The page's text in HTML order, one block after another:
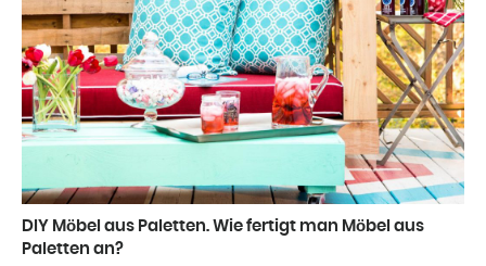
DIY Möbel aus Paletten. Wie fertigt man Möbel aus
Paletten an?